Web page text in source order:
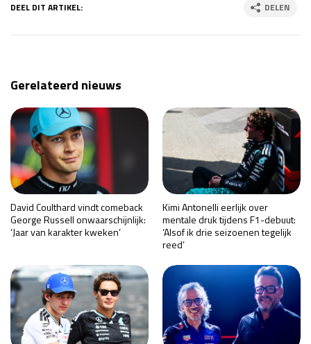
DEEL DIT ARTIKEL: DELEN
Gerelateerd nieuws
David Coulthard vindt comeback
George Russell onwaarschijnlijk:
‘Jaar van karakter kweken’
Kimi Antonelli eerlijk over
mentale druk tijdens F1-debuut:
‘Alsof ik drie seizoenen tegelijk
reed’